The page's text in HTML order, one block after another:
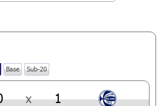
Base Sub-20
x 1